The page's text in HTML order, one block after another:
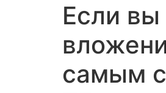
Если вы
самым